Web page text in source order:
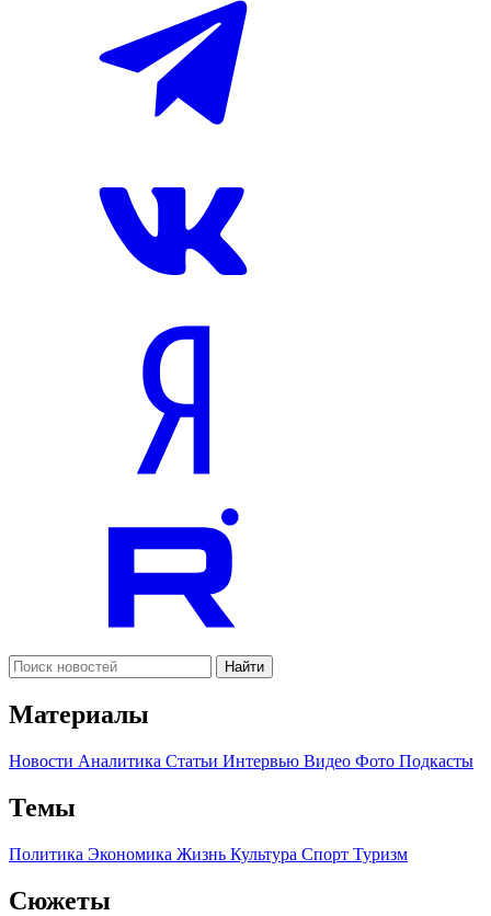
Найти
Материалы
Новости Аналитика Статьи Интервью Видео Фото Подкасты
Темы
Политика Экономика Жизнь Культура Спорт Туризм
Сюжеты